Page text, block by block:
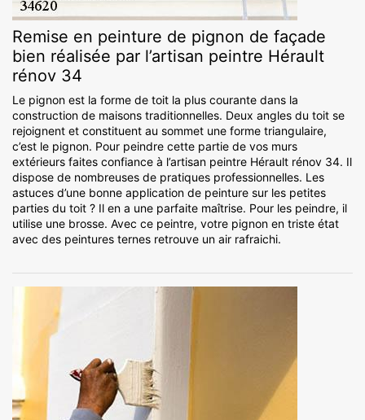
Remise en peinture de pignon de façade
bien réalisée par l’artisan peintre Hérault
rénov 34
Le pignon est la forme de toit la plus courante dans la
construction de maisons traditionnelles. Deux angles du toit se
rejoignent et constituent au sommet une forme triangulaire,
c’est le pignon. Pour peindre cette partie de vos murs
extérieurs faites confiance à l’artisan peintre Hérault rénov 34. Il
dispose de nombreuses de pratiques professionnelles. Les
astuces d’une bonne application de peinture sur les petites
parties du toit ? Il en a une parfaite maîtrise. Pour les peindre, il
utilise une brosse. Avec ce peintre, votre pignon en triste état
avec des peintures ternes retrouve un air rafraichi.